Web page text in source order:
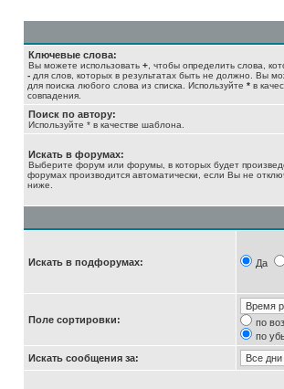
Ключевые слова:
Вы можете использовать + , чтобы определить слова,
- для слов, которых в результатах быть не должно. Вы
для поиска любого слова из списка. Используйте * в
совпадения.
Поиск по автору:
Используйте * в качестве шаблона.
Искать в форумах:
Выберите форум или форумы, в которых будет
форумах производится автоматически, если Вы не
ниже.
Искать в подфорумах: Да
Поле сортировки:
по
по
Искать сообщения за: